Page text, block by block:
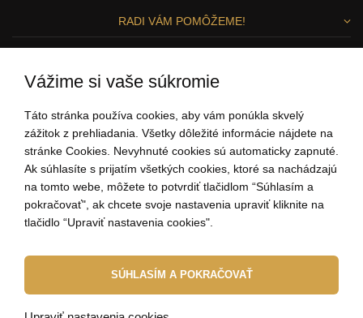
RADI VÁM POMÔŽEME!
Zuzka a Lenka
(Po - Pi: 9:00-15:00)
ahoj@elbeza.sk
Internetový obchododBlueweb s.r.o.
Vážime si vaše súkromie
Táto stránka používa cookies, aby vám ponúkla skvelý
zážitok z prehliadania. Všetky dôležité informácie nájdete na
stránke Cookies. Nevyhnuté cookies sú automaticky zapnuté.
Ak súhlasíte s prijatím všetkých cookies, ktoré sa nachádzajú
na tomto webe, môžete to potvrdiť tlačidlom “Súhlasím a
pokračovať", ak chcete svoje nastavenia upraviť kliknite na
tlačidlo “Upraviť nastavenia cookies".
SÚHLASÍM A POKRAČOVAŤ